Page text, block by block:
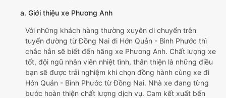
a. Giới thiệu xe Phương Anh
Với những khách hàng thường xuyên di chuyển trên
tuyến đường từ Đồng Nai đi Hớn Quản - Bình Phước thì
chắc hẳn sẽ biết đến hãng xe Phương Anh. Chất lượng xe
tốt, đội ngũ nhân viên nhiệt tình, thân thiện là những điều
bạn sẽ được trải nghiệm khi chọn đồng hành cùng xe đi
Hớn Quản - Bình Phước từ Đồng Nai. Nhà xe đang từng
bước hoàn thiện chất lượng dịch vụ. Cam kết xuất bến